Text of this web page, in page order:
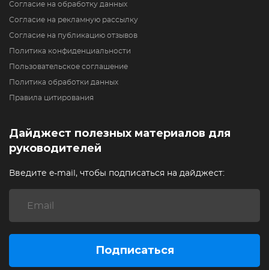
Согласие на обработку данных
Согласие на рекламную рассылку
Согласие на публикацию отзывов
Политика конфиденциальности
Пользовательское соглашение
Политика обработки данных
Правила цитирования
Дайджест полезных материалов для
руководителей
Введите e-mail, чтобы подписаться на дайджест:
Подписаться